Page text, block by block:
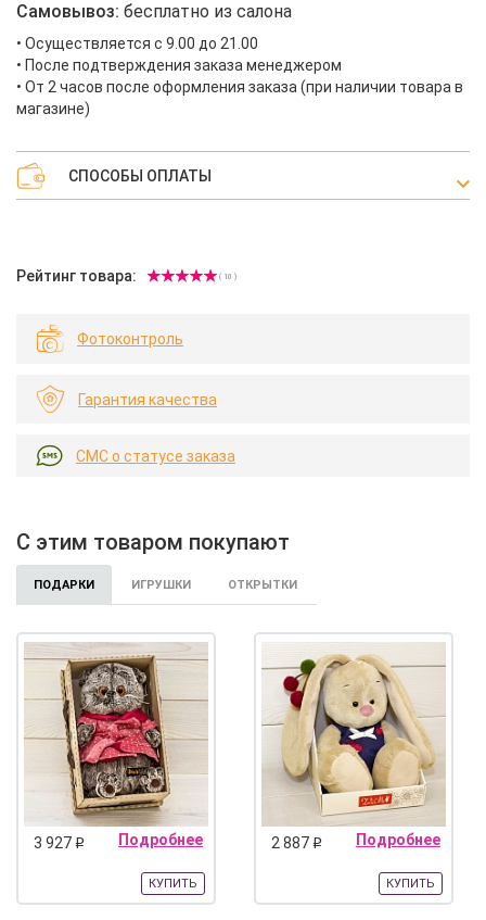
Самовывоз: бесплатно из салона
• Осуществляется с 9.00 до 21.00
• После подтверждения заказа менеджером
• От 2 часов после оформления заказа (при наличии товара в
магазине)
СПОСОБЫ ОПЛАТЫ
Рейтинг товара: ( 10 )
Фотоконтроль
Гарантия качества
СМС о статусе заказа
С этим товаром покупают
ПОДАРКИ ИГРУШКИ ОТКРЫТКИ
3 927 q Подробнее
КУПИТЬ
2 887 q Подробнее
КУПИТЬ